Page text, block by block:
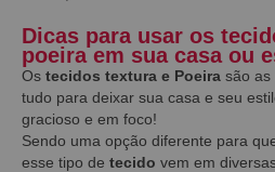
Dicas para usar os
poeira em sua casa ou
Os tecidos textura e Poeira são as
tudo para deixar sua casa e seu
gracioso e em foco!
Sendo uma opção diferente para
esse tipo de tecido vem em